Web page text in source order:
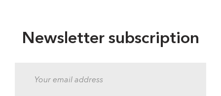
Newsletter subscription